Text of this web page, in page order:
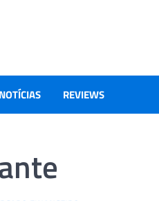
NOTÍCIAS REVIEWS